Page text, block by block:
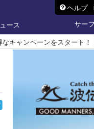
ヘルプ
ース
サー
キャンペーンをスタート！